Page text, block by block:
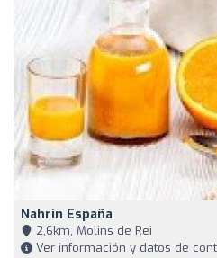
Nahrin España
2,6km, Molins de Rei
Ver información y datos de